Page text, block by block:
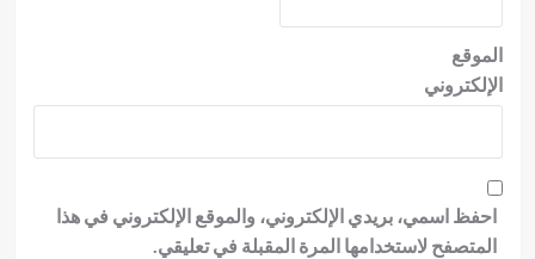
الموقع
الإلكتروني
احفظ اسمي، بريدي الإلكتروني، والموقع الإلكتروني في هذا
المتصفح لاستخدامها المرة المقبلة في تعليقي.